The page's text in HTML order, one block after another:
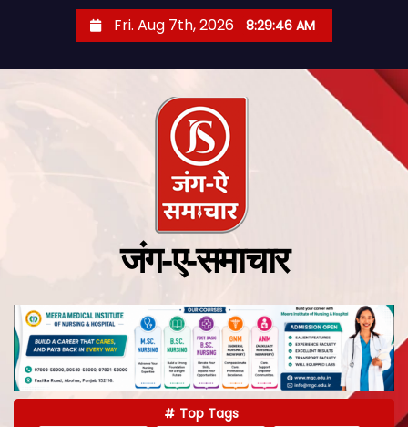
Fri. Aug 7th, 2026 8:29:47 AM
जंग-ए-समाचार
Top Tags